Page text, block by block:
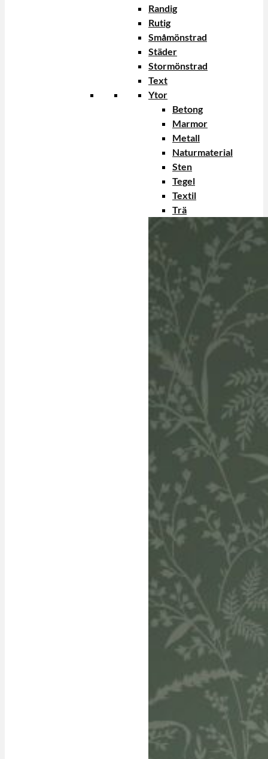
Randig
Rutig
Småmönstrad
Städer
Stormönstrad
Text
Ytor
Betong
Marmor
Metall
Naturmaterial
Sten
Tegel
Textil
Trä